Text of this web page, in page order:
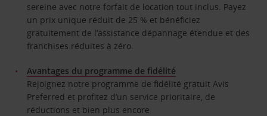
sereine avec notre forfait de location tout inclus. Payez
un prix unique réduit de 25 % et bénéficiez
gratuitement de l’assistance dépannage étendue et des
franchises réduites à zéro.
Avantages du programme de fidélité
Rejoignez notre programme de fidélité gratuit Avis
Preferred et profitez d’un service prioritaire, de
réductions et bien plus encore